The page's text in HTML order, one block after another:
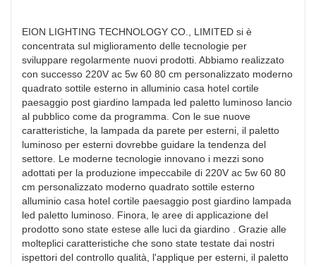
EION LIGHTING TECHNOLOGY CO., LIMITED si è
concentrata sul miglioramento delle tecnologie per
sviluppare regolarmente nuovi prodotti. Abbiamo realizzato
con successo 220V ac 5w 60 80 cm personalizzato moderno
quadrato sottile esterno in alluminio casa hotel cortile
paesaggio post giardino lampada led paletto luminoso lancio
al pubblico come da programma. Con le sue nuove
caratteristiche, la lampada da parete per esterni, il paletto
luminoso per esterni dovrebbe guidare la tendenza del
settore. Le moderne tecnologie innovano i mezzi sono
adottati per la produzione impeccabile di 220V ac 5w 60 80
cm personalizzato moderno quadrato sottile esterno
alluminio casa hotel cortile paesaggio post giardino lampada
led paletto luminoso. Finora, le aree di applicazione del
prodotto sono state estese alle luci da giardino . Grazie alle
molteplici caratteristiche che sono state testate dai nostri
ispettori del controllo qualità, l'applique per esterni, il paletto